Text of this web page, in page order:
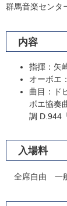
群馬音楽センタ
内容
指揮：矢
オーボエ
曲目：ド
ボエ協奏
調 D.944
入場料
全席自由 一